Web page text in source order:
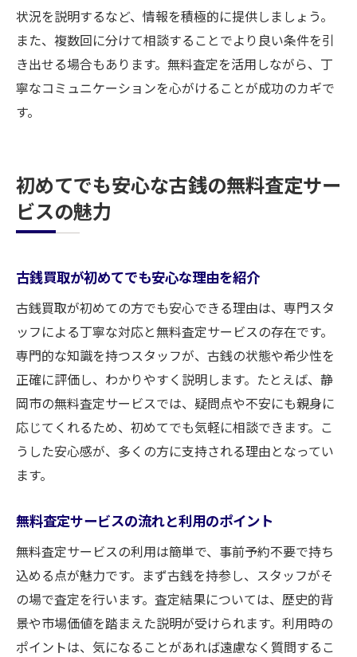
状況を説明するなど、情報を積極的に提供しましょう。
また、複数回に分けて相談することでより良い条件を引
き出せる場合もあります。無料査定を活用しながら、丁
寧なコミュニケーションを心がけることが成功のカギで
す。
初めてでも安心な古銭の無料査定サー
ビスの魅力
古銭買取が初めてでも安心な理由を紹介
古銭買取が初めての方でも安心できる理由は、専門スタ
ッフによる丁寧な対応と無料査定サービスの存在です。
専門的な知識を持つスタッフが、古銭の状態や希少性を
正確に評価し、わかりやすく説明します。たとえば、静
岡市の無料査定サービスでは、疑問点や不安にも親身に
応じてくれるため、初めてでも気軽に相談できます。こ
うした安心感が、多くの方に支持される理由となってい
ます。
無料査定サービスの流れと利用のポイント
無料査定サービスの利用は簡単で、事前予約不要で持ち
込める点が魅力です。まず古銭を持参し、スタッフがそ
の場で査定を行います。査定結果については、歴史的背
景や市場価値を踏まえた説明が受けられます。利用時の
ポイントは、気になることがあれば遠慮なく質問するこ